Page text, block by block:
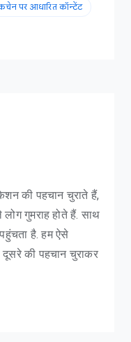
पर आधारित कॉन्टेंट
की पहचान चुराते हैं,
गुमराह होते हैं. साथ
है. हम ऐसे
दूसरे की पहचान चुराकर